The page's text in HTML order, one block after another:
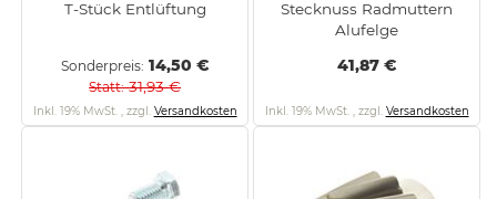
T-Stück Entlüftung
Sonderpreis 14,50 €
Statt 31,93 €
Inkl. 19% MwSt. , zzgl. Versandkosten
Stecknuss Radmuttern
Alufelge
41,87 €
Inkl. 19% MwSt. , zzgl. Versandkosten